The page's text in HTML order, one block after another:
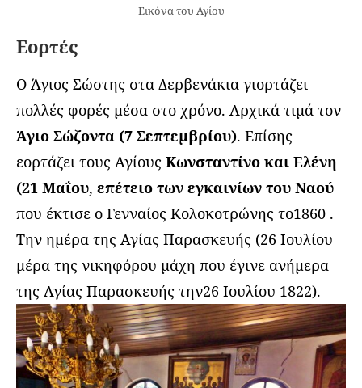
Εικόνα του Αγίου
Εορτές
Ο Άγιος Σώστης στα Δερβενάκια γιορτάζει
πολλές φορές μέσα στο χρόνο. Αρχικά τιμά τον
Άγιο Σώζοντα (7 Σεπτεμβρίου). Επίσης
εορτάζει τους Αγίους Κωνσταντίνο και Ελένη
(21 Μαΐου, επέτειο των εγκαινίων του Ναού
που έκτισε ο Γενναίος Κολοκοτρώνης το1860 .
Tην ημέρα της Αγίας Παρασκευής (26 Ιουλίου
μέρα της νικηφόρου μάχη που έγινε ανήμερα
της Αγίας Παρασκευής την26 Ιουλίου 1822).